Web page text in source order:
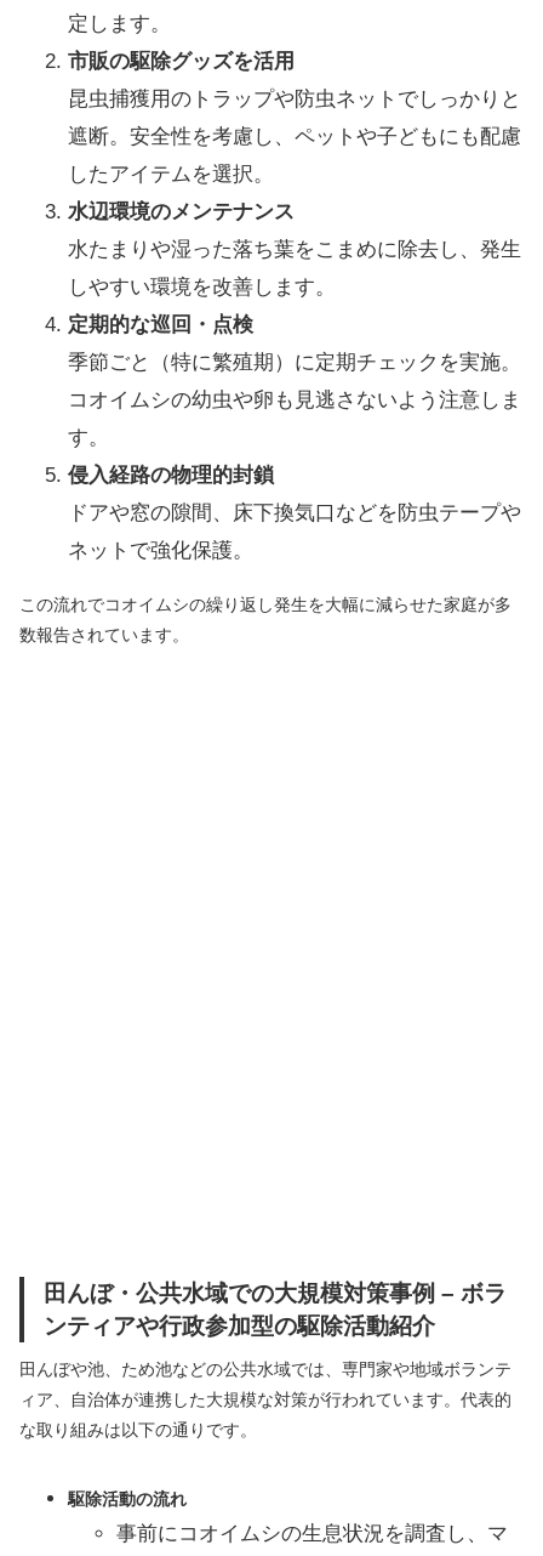
定します。
市販の駆除グッズを活用
昆虫捕獲用のトラップや防虫ネットでしっかりと
遮断。安全性を考慮し、ペットや子どもにも配慮
したアイテムを選択。
水辺環境のメンテナンス
水たまりや湿った落ち葉をこまめに除去し、発生
しやすい環境を改善します。
定期的な巡回・点検
季節ごと（特に繁殖期）に定期チェックを実施。
コオイムシの幼虫や卵も見逃さないよう注意しま
す。
侵入経路の物理的封鎖
ドアや窓の隙間、床下換気口などを防虫テープや
ネットで強化保護。
この流れでコオイムシの繰り返し発生を大幅に減らせた家庭が多
数報告されています。
田んぼ・公共水域での大規模対策事例 – ボラ
ンティアや行政参加型の駆除活動紹介
田んぼや池、ため池などの公共水域では、専門家や地域ボランテ
ィア、自治体が連携した大規模な対策が行われています。代表的
な取り組みは以下の通りです。
駆除活動の流れ
事前にコオイムシの生息状況を調査し、マ